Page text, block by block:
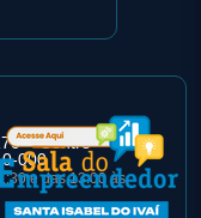
– Centro -
000
e das 13:00 às